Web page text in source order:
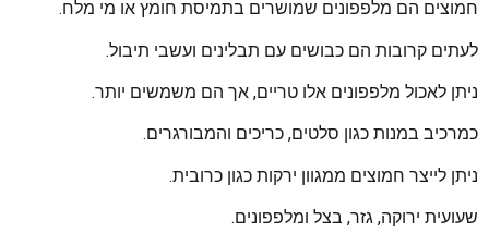
חמוצים הם מלפפונים שמושרים בתמיסת חומץ או מי מלח.
לעתים קרובות הם כבושים עם תבלינים ועשבי תיבול.
ניתן לאכול מלפפונים אלו טריים, אך הם משמשים יותר.
כמרכיב במנות כגון סלטים, כריכים והמבורגרים.
ניתן לייצר חמוצים ממגוון ירקות כגון כרובית.
שעועית ירוקה, גזר, בצל ומלפפונים.